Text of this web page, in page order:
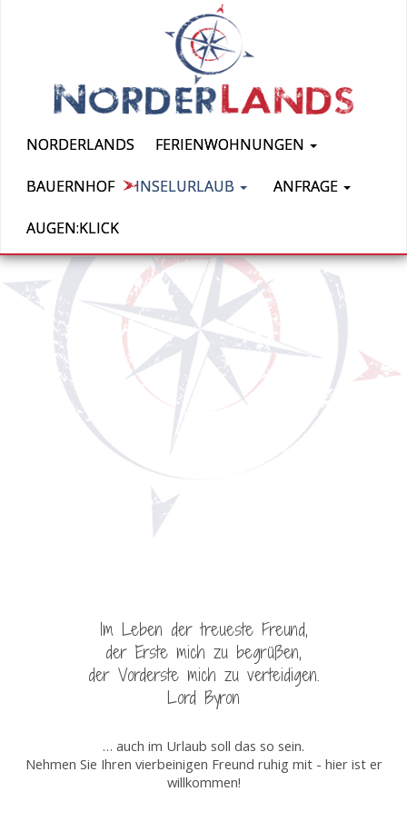
NORDERLANDS FERIENWOHNUNGEN
BAUERNHOF INSELURLAUB ANFRAGE
AUGEN:KLICK
Im Leben der treueste Freund,
der Erste mich zu begrüßen,
der Vorderste mich zu verteidigen.
Lord Byron
… auch im Urlaub soll das so sein.
Nehmen Sie Ihren vierbeinigen Freund ruhig mit - hier ist er
willkommen!